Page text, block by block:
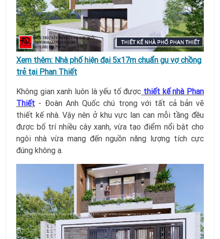
Xem thêm: Nhà phố hiện đại 5x17m chuẩn gu vợ chồng
trẻ tại Phan Thiết
Không gian xanh luôn là yếu tố được thiết kế nhà Phan
Thiết - Đoàn Anh Quốc chú trọng với tất cả bản vẽ
thiết kế nhà. Vậy nên ở khu vực lan can mỗi tầng đều
được bố trí nhiều cây xanh, vừa tạo điểm nổi bật cho
ngôi nhà vừa mang đến nguồn năng lượng tích cực
đúng không ạ.